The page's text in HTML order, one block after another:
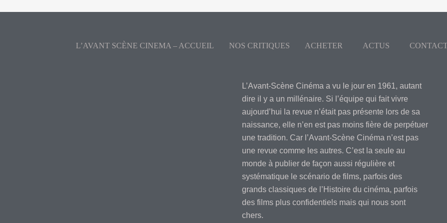
L’AVANT SCÈNE CINEMA – ACCUEIL NOS CRITIQUES ACHETER ACTUS
L’Avant-Scène Cinéma a vu le jour en 1961, autant
dire il y a un millénaire. Si l’équipe qui fait vivre
aujourd’hui la revue n’était pas présente lors de sa
naissance, elle n’en est pas moins fière de perpétuer
une tradition. Car l’Avant-Scène Cinéma n’est pas
une revue comme les autres. C’est la seule au
monde à publier de façon aussi régulière et
systématique le scénario de films, parfois des
grands classiques de l’Histoire du cinéma, parfois
des films plus confidentiels mais qui nous sont
chers.